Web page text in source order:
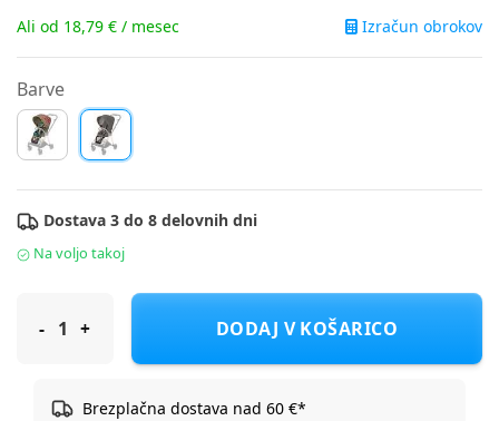
Ali od 18,79 € / mesec Izračun obrokov
Barve
Dostava 3 do 8 delovnih dni
Na voljo takoj
Cybex strehica + tekstil za voziček Mios Platinum soho grey
DODAJ V KOŠARICO
Brezplačna dostava nad 60 €*